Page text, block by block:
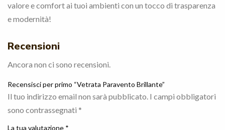
valore e comfort ai tuoi ambienti con un tocco di trasparenza
e modernità!
Recensioni
Ancora non ci sono recensioni.
Recensisci per primo “Vetrata Paravento Brillante”
Il tuo indirizzo email non sarà pubblicato. I campi obbligatori
sono contrassegnati *
La tua valutazione *